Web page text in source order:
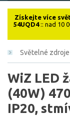
Získejte více
54UQD4:: nad 10
Světelné zdroje
WiZ LED
(40W)
IP20,